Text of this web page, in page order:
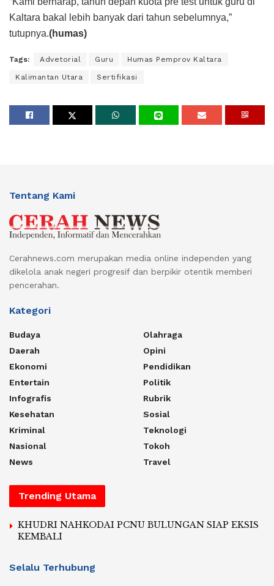
Kaltara bakal lebih banyak dari tahun sebelumnya,”
tutupnya.(humas)
Tags: Advetorial Guru Humas Pemprov Kaltara
Kalimantan Utara Sertifikasi
Tentang Kami
Cerahnews.com merupakan media online independen yang
dikelola anak negeri progresif dan berpikir otentik memberi
pencerahan.
Kategori
Budaya
Daerah
Ekonomi
Entertain
Infografis
Kesehatan
Kriminal
Nasional
News
Olahraga
Opini
Pendidikan
Politik
Rubrik
Sosial
Teknologi
Tokoh
Travel
Trending Utama
KHUDRI NAHKODAI PCNU BULUNGAN SIAP EKSIS
KEMBALI
Selalu Terhubung